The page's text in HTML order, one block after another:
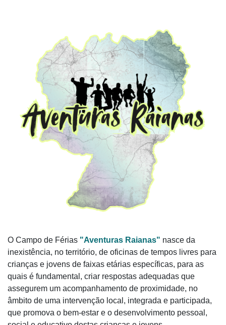
O Campo de Férias "Aventuras Raianas" nasce da
inexistência, no território, de oficinas de tempos livres para
crianças e jovens de faixas etárias específicas, para as
quais é fundamental, criar respostas adequadas que
assegurem um acompanhamento de proximidade, no
âmbito de uma intervenção local, integrada e participada,
que promova o bem-estar e o desenvolvimento pessoal,